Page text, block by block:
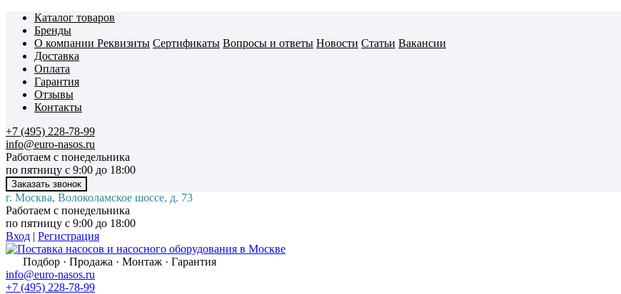
Каталог товаров
Бренды
О компании Реквизиты Сертификаты Вопросы и ответы Новости Статьи Вакансии
Доставка
Оплата
Гарантия
Отзывы
Контакты
+7 (495) 228-78-99
info@euro-nasos.ru
Работаем с понедельника
по пятницу с 9:00 до 18:00
г. Москва, Волоколамское шоссе, д. 73
Работаем с понедельника
по пятницу с 9:00 до 18:00
Вход | Регистрация
Подбор · Продажа · Монтаж · Гарантия
info@euro-nasos.ru
+7 (495) 228-78-99